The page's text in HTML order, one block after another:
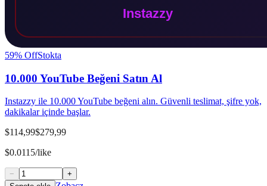
59% OffStokta
10.000 YouTube Beğeni Satın Al
Instazzy ile 10.000 YouTube beğeni alın. Güvenli teslimat, şifre yok,
dakikalar içinde başlar.
$114,99$279,99
$0.0115/like
−
+